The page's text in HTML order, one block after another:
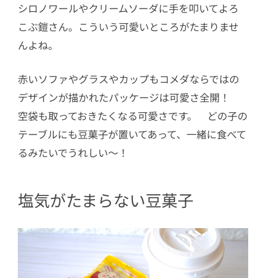
シロノワールやクリームソーダに手を叩いてよろ
こぶ鎧さん。こういう可愛いところがたまりませ
んよね。
赤いソファやグラスやカップもコメダならではの
デザインが描かれたパッケージは可愛さ全開！
空袋も取っておきたくなる可愛さです。 どの子の
テーブルにも豆菓子が置いてあって、一緒に食べて
るみたいでうれしい〜！
塩気がたまらない豆菓子